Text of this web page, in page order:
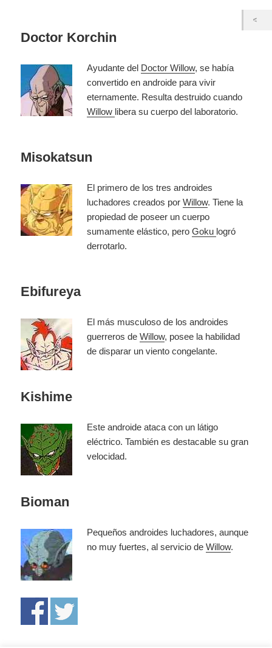
Doctor Korchin
Ayudante del Doctor Willow, se había
convertido en androide para vivir
eternamente. Resulta destruido cuando
Willow libera su cuerpo del laboratorio.
Misokatsun
El primero de los tres androides
luchadores creados porWillow. Tiene la
propiedad de poseer un cuerpo
sumamente elástico, peroGoku logró
derrotarlo.
Ebifureya
El más musculoso de los androides
guerreros deWillow, posee la habilidad
de disparar un viento congelante.
Kishime
Este androide ataca con un látigo
eléctrico. También es destacable su gran
velocidad.
Bioman
Pequeños androides luchadores, aunque
no muy fuertes, al servicio deWillow.